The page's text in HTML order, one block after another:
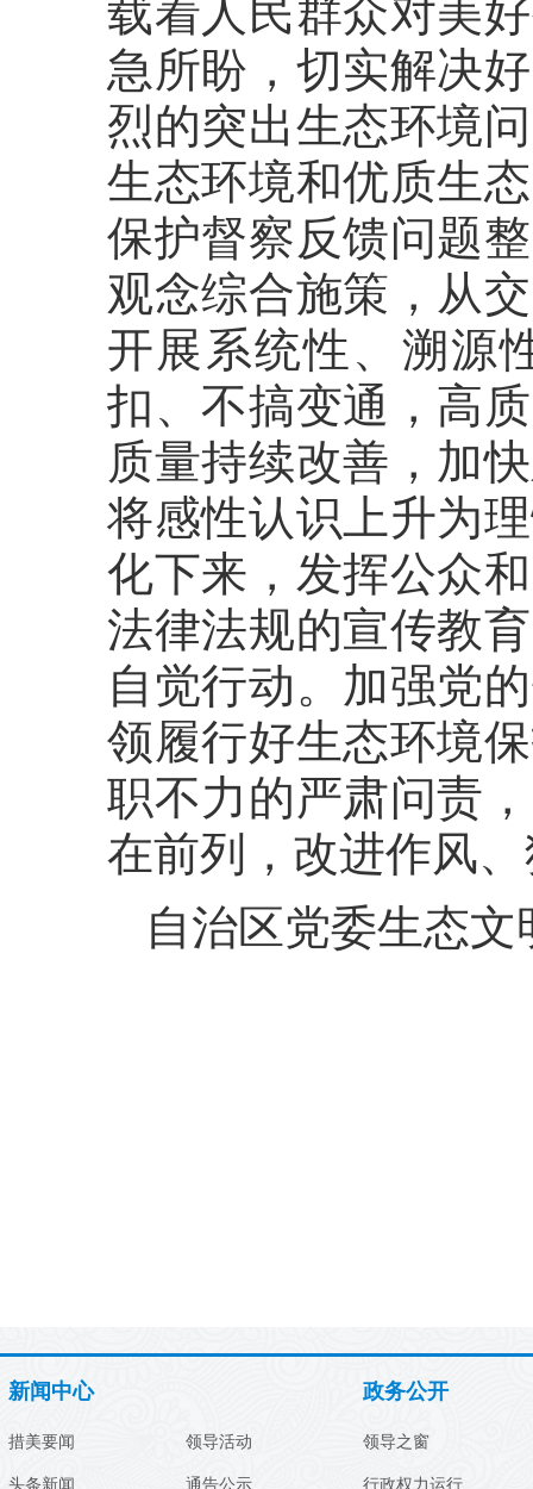
载着人民群众对美
急所盼，切实解决
烈的突出生态环境
生态环境和优质生
保护督察反馈问题
观念综合施策，从
开展系统性、溯源
扣、不搞变通，高
质量持续改善，加
将感性认识上升为
化下来，发挥公众
法律法规的宣传教
自觉行动。加强党
领履行好生态环境
职不力的严肃问责
在前列，改进作风
自治区党委生态
新闻中心
措美要闻
头条新闻
领导活动
通告公示
政务公开
领导之窗
行政权力运行